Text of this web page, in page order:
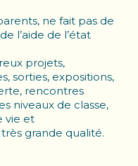
, ne fait pas de
l’aide de l’état
projets,
sorties, expositions,
rencontres
niveaux de classe,
vie et
grande qualité.